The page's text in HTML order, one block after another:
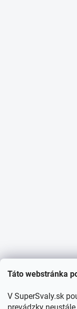
Táto webstránka
V SuperSvaly.sk